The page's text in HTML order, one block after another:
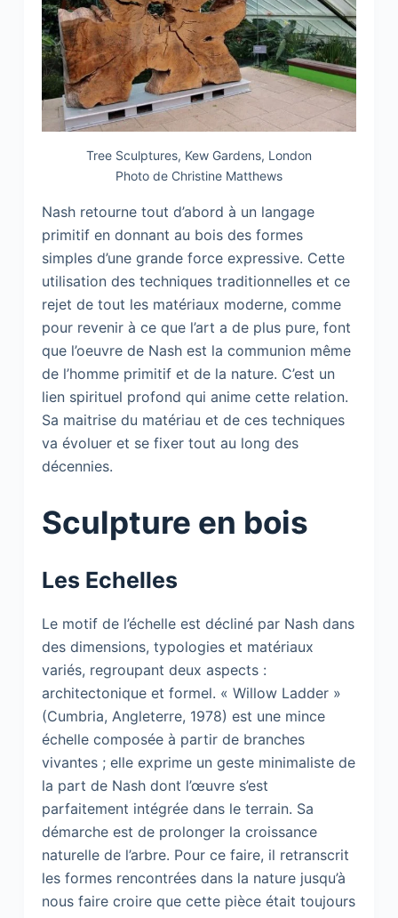
Tree Sculptures, Kew Gardens, London
Photo de Christine Matthews
Nash retourne tout d’abord à un langage
primitif en donnant au bois des formes
simples d’une grande force expressive. Cette
utilisation des techniques traditionnelles et ce
rejet de tout les matériaux moderne, comme
pour revenir à ce que l’art a de plus pure, font
que l’oeuvre de Nash est la communion même
de l’homme primitif et de la nature. C’est un
lien spirituel profond qui anime cette relation.
Sa maitrise du matériau et de ces techniques
va évoluer et se fixer tout au long des
décennies.
Sculpture en bois
Les Echelles
Le motif de l’échelle est décliné par Nash dans
des dimensions, typologies et matériaux
variés, regroupant deux aspects :
architectonique et formel. « Willow Ladder »
(Cumbria, Angleterre, 1978) est une mince
échelle composée à partir de branches
vivantes ; elle exprime un geste minimaliste de
la part de Nash dont l’œuvre s’est
parfaitement intégrée dans le terrain. Sa
démarche est de prolonger la croissance
naturelle de l’arbre. Pour ce faire, il retranscrit
les formes rencontrées dans la nature jusqu’à
nous faire croire que cette pièce était toujours